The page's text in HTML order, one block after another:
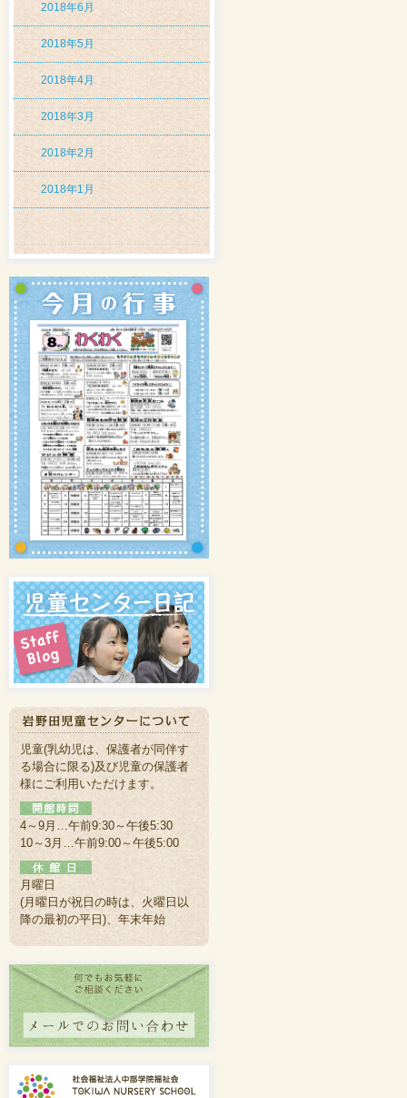
2018年6月
2018年5月
2018年4月
2018年3月
2018年2月
2018年1月
児童(乳幼児は、保護者が同伴す
る場合に限る)及び児童の保護者
様にご利用いただけます。
4～9月…午前9:30～午後5:30
10～3月…午前9:00～午後5:00
月曜日
(月曜日が祝日の時は、火曜日以
降の最初の平日)、年末年始